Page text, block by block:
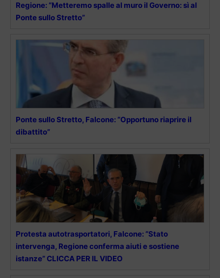
Regione: “Metteremo spalle al muro il Governo: sì al
Ponte sullo Stretto”
Ponte sullo Stretto, Falcone: “Opportuno riaprire il
dibattito”
Protesta autotrasportatori, Falcone: “Stato
intervenga, Regione conferma aiuti e sostiene
istanze” CLICCA PER IL VIDEO